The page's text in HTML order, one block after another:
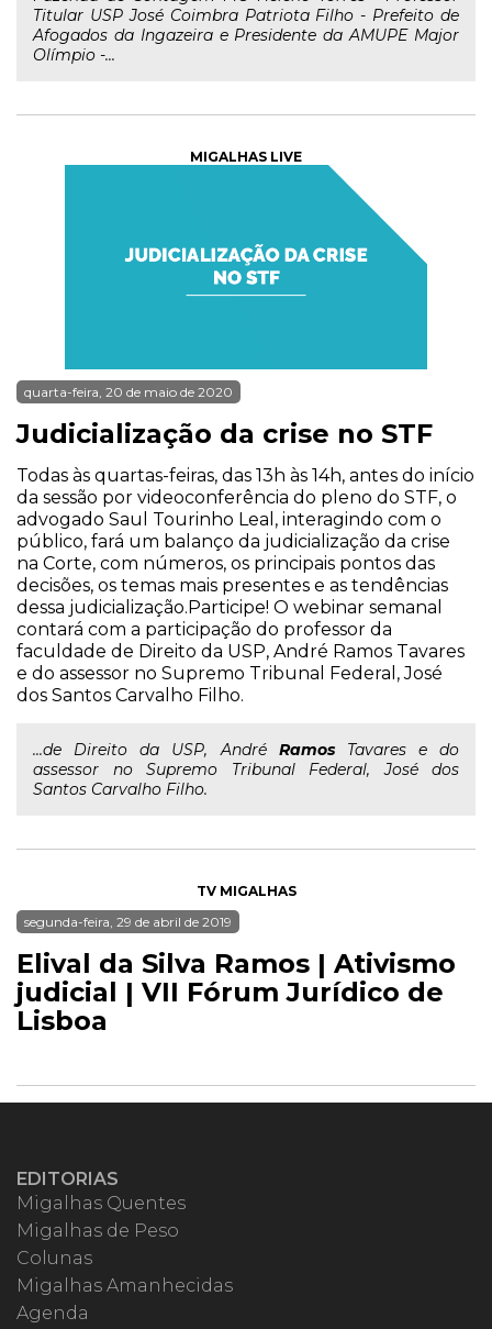
Titular USP José Coimbra Patriota Filho - Prefeito de
Afogados da Ingazeira e Presidente da AMUPE Major
Olímpio -...
MIGALHAS LIVE
quarta-feira, 20 de maio de 2020
Judicialização da crise no STF
Todas às quartas-feiras, das 13h às 14h, antes do início
da sessão por videoconferência do pleno do STF, o
advogado Saul Tourinho Leal, interagindo com o
público, fará um balanço da judicialização da crise
na Corte, com números, os principais pontos das
decisões, os temas mais presentes e as tendências
dessa judicialização.Participe! O webinar semanal
contará com a participação do professor da
faculdade de Direito da USP, André Ramos Tavares
e do assessor no Supremo Tribunal Federal, José
dos Santos Carvalho Filho.
...de Direito da USP, André RamosTavares e do
assessor no Supremo Tribunal Federal, José dos
Santos Carvalho Filho.
TV MIGALHAS
segunda-feira, 29 de abril de 2019
Elival da Silva Ramos | Ativismo
judicial | VII Fórum Jurídico de
Lisboa
EDITORIAS
Migalhas Quentes
Migalhas de Peso
Colunas
Migalhas Amanhecidas
Agenda